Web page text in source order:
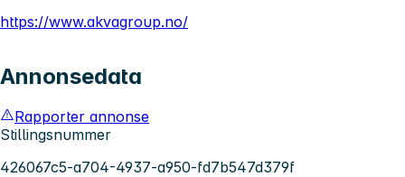
https://www.akvagroup.no/
Annonsedata
Rapporter annonse
Stillingsnummer
426067c5-a704-4937-a950-fd7b547d379f